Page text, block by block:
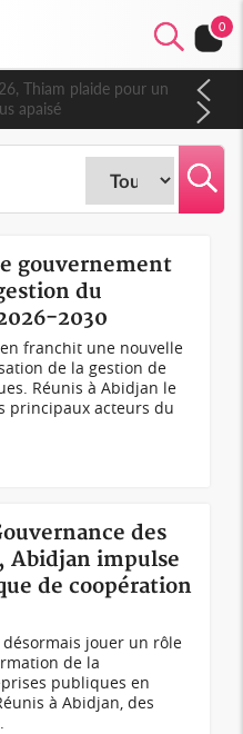
0
Thiam plaide pour un
apaisé
gouvernement
du
2030
franchit une nouvelle
de la gestion de
Réunis à Abidjan le
principaux acteurs du
des
Abidjan impulse
de coopération
désormais jouer un rôle
de la
publiques en
à Abidjan, des